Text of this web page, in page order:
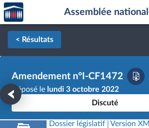
Aller au contenu
Aller en bas de la page
Accèder
à la
page
d'accueil
Assemblée
< Résultats
Amendement n°I-CF1472
Déposé le lundi 3 octobre 2022
Discuté
Dossier législatif Version